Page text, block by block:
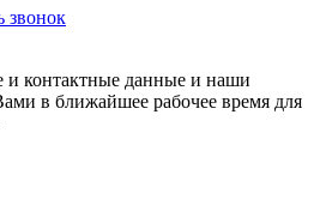
звонок
и контактные данные и наши
в ближайшее рабочее время для